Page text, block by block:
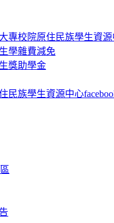
專校院原住民族學生資
學雜費減免
獎助學金
民族學生資源中心